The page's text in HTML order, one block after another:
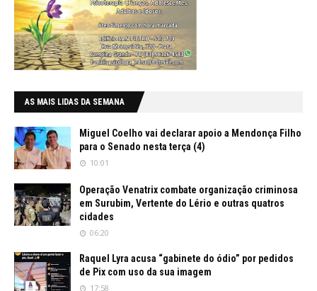
AS MAIS LIDAS DA SEMANA
Miguel Coelho vai declarar apoio a Mendonça Filho
para o Senado nesta terça (4)
10:01
Operação Venatrix combate organização criminosa
em Surubim, Vertente do Lério e outras quatros
cidades
06:20
Raquel Lyra acusa “gabinete do ódio” por pedidos
de Pix com uso da sua imagem
17:58